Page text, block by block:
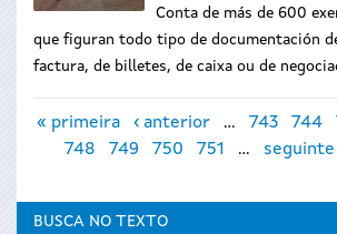
Conta de más de 600
que figuran todo tipo de documentación
factura, de billetes, de caixa ou de
Páxinas
« primeira ‹ anterior … 743 744
748
749 750 751 … seguinte
BUSCA NO TEXTO